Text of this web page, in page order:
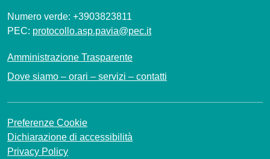
Numero verde: +3903823811
PEC: protocollo.asp.pavia@pec.it
Amministrazione Trasparente
Dove siamo – orari – servizi – contatti
Preferenze Cookie
Dichiarazione di accessibilità
Privacy Policy